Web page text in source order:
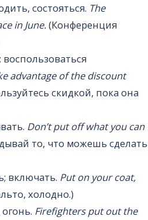
состояться. The
in June.(Конференция
: воспользоваться
advantage of the discount
скидкой, пока она
Don’t put off what you can
то, что можешь сделать
включать. Put on your coat,
холодно.)
Firefighters put out the